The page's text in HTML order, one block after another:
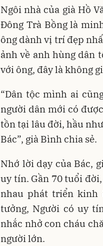
Ngôi nhà của già Hồ
Đông Trà Bồng là
ông dành vị trí đẹp
ảnh về anh hùng dân
với ông, đây là không
“Dân tộc mình ai
người dân mới có
tồn tại lâu đời, hầu
Bác”, già Bình chia sẻ.
Nhớ lời dạy của Bác,
uy tín. Gần 70 tuổi
nhau phát triển kinh
tưởng, Người có uy
nhắc nhở con cháu
người lớn.